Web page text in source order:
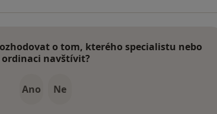
o tom, kterého specialistu nebo
ordinaci navštívit?
Ano Ne